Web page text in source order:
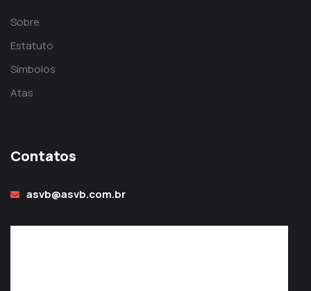
Sobre
Estatuto
Símbolos
Atas
Contatos
asvb@asvb.com.br